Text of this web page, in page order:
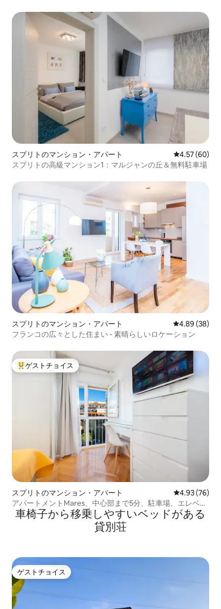
スプリトのマンション・アパート レビュー60
4.57 (60)
スプリトの高級マンション1：マルジャンの丘＆無料駐車場
スプリトのマンション・アパート レビュー38
4.89 (38)
フランコの広々とした住まい - 素晴らしいロケーション
大好評のゲストチョイスです。
ゲストチョイス
スプリトのマンション・アパート レビュー76
4.93 (76)
アパートメントMares、中心部まで5分、駐車場、エレベー
ター
車椅子から移乗しやすいベッドがある
貸別荘
ゲストチョイス
ゲストチョイス